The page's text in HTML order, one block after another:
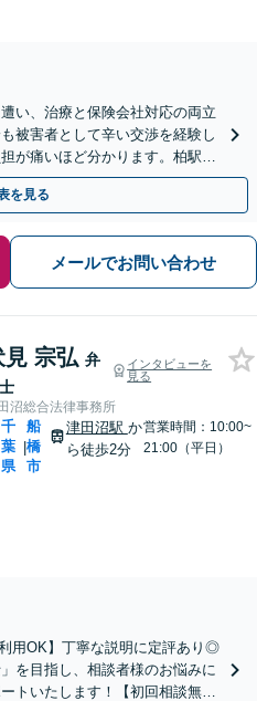
い、治療と保険会社対応の両立
被害者として辛い交渉を経験し
が痛いほど分かります。柏駅徒
も可能です。
を見る
メールでお問い合わせ
見 宗弘 弁
インタビューを
見る
沼総合法律事務所
千
葉
県
|
船
橋
市
津田沼駅 か
ら徒歩2分
営業時間：10:00~
21:00（平日）
用OK】丁寧な説明に定評あり◎
を目指し、相談者様のお悩みに
トいたします！【初回相談無料